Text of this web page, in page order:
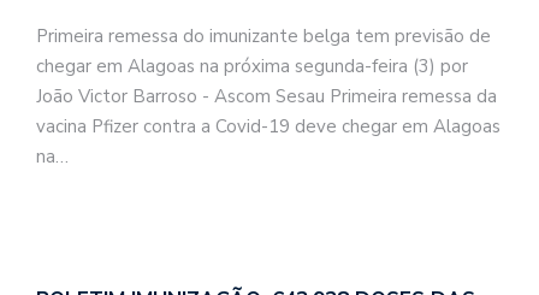
Primeira remessa do imunizante belga tem previsão de
chegar em Alagoas na próxima segunda-feira (3) por
João Victor Barroso - Ascom Sesau Primeira remessa da
vacina Pfizer contra a Covid-19 deve chegar em Alagoas
na…